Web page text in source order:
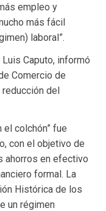
empleo y
más fácil
laboral”.
Caputo, informó
Comercio de
reducción del
el colchón” fue
con el objetivo de
ahorros en efectivo
formal. La
Histórica de los
un régimen